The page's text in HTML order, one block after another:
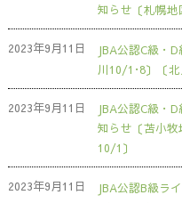
知らせ〔札幌地
2023年9月11日
JBA公認C級・
川10/1･8〕〔
2023年9月11日
JBA公認C級・
知らせ〔苫小
10/1〕
2023年9月11日
JBA公認B級ラ